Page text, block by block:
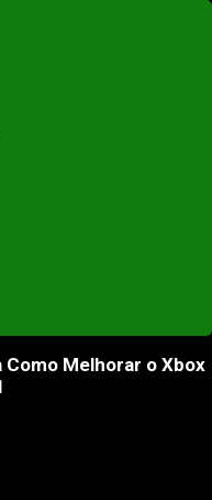
Como Melhorar o Xbox